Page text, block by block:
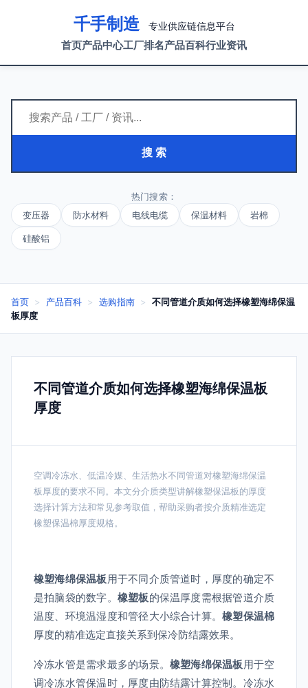
千手制造 专业供应链信息平台
首页产品中心工厂排名产品百科行业资讯
搜 索
热门搜索：
变压器
防水材料 电线电缆 保温材料 岩棉
硅酸铝
首页 > 产品百科 > 选购指南 >
不同管道介质如何选择橡塑海绵保温
板厚度
不同管道介质如何选择橡塑海绵保温板
厚度
空调冷冻水、低温冷媒、生活热水不同管道对橡塑海绵保温
板厚度的要求不同。本文分介质类型讲解橡塑保温板的厚度
选择计算方法和常见参考取值，帮助采购者按介质精准选定
橡塑保温棉厚度规格。
橡塑海绵保温板用于不同介质管道时，厚度的确定不
是拍脑袋的数字。 橡塑板的保温厚度需根据管道介质
温度、环境温湿度和管径大小综合计算。橡塑保温棉
厚度的精准选定直接关系到保冷防结露效果。
冷冻水管是需求最多的场景。 橡塑海绵保温板用于空
调冷冻水管保温时，厚度由防结露计算控制。冷冻水